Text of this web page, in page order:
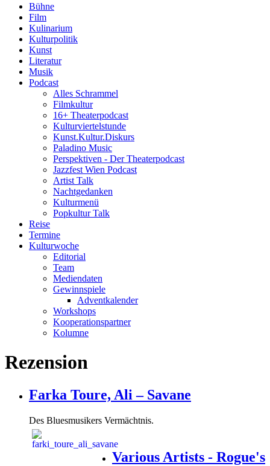
Bühne
Film
Kulinarium
Kulturpolitik
Kunst
Literatur
Musik
Podcast
Alles Schrammel
Filmkultur
16+ Theaterpodcast
Kulturviertelstunde
Kunst.Kultur.Diskurs
Paladino Music
Perspektiven - Der Theaterpodcast
Jazzfest Wien Podcast
Artist Talk
Nachtgedanken
Kulturmenü
Popkultur Talk
Reise
Termine
Kulturwoche
Editorial
Team
Mediendaten
Gewinnspiele
Adventkalender
Workshops
Kooperationspartner
Kolumne
Rezension
Farka Toure, Ali – Savane
Des Bluesmusikers Vermächtnis.
Various Artists - Rogue's